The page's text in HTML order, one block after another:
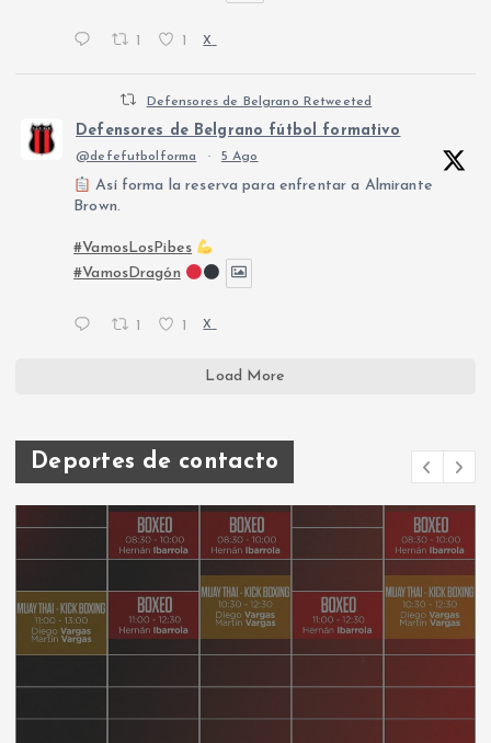
X
Defensores de Belgrano Retweeted
Defensores de Belgrano fútbol formativo
@defefutbolforma · 5 Ago
Así forma la reserva para enfrentar a Almirante
Brown.
#VamosLosPibes
#VamosDragón
1 1 X
Load More
Deportes de contacto